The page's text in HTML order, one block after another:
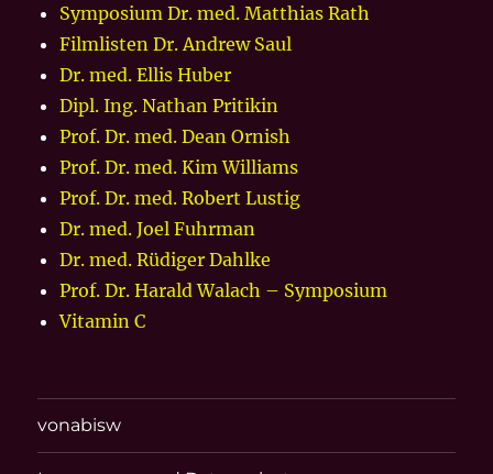
Symposium Dr. med. Matthias Rath
Filmlisten Dr. Andrew Saul
Dr. med. Ellis Huber
Dipl. Ing. Nathan Pritikin
Prof. Dr. med. Dean Ornish
Prof. Dr. med. Kim Williams
Prof. Dr. med. Robert Lustig
Dr. med. Joel Fuhrman
Dr. med. Rüdiger Dahlke
Prof. Dr. Harald Walach – Symposium
Vitamin C
vonabisw